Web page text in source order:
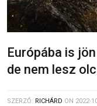
Európába is
de nem lesz
SZERZŐ: RICHÁRD ON 2022-